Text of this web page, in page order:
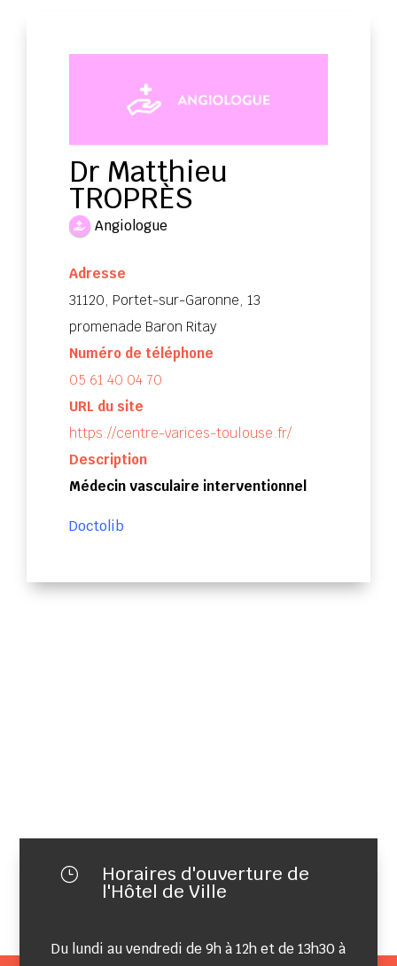
Dr Matthieu
TROPRÈS
Angiologue
Adresse
31120, Portet-sur-Garonne, 13
promenade Baron Ritay
Numéro de téléphone
05 61 40 04 70
URL du site
https://centre-varices-toulouse.fr/
Description
Médecin vasculaire interventionnel
Doctolib
} Horaires d'ouverture de
l'Hôtel de Ville
Du lundi au vendredi de 9h à 12h et de 13h30 à